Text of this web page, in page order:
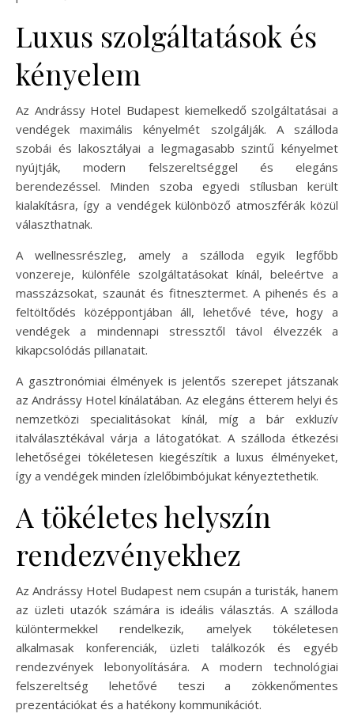
Luxus szolgáltatások és
kényelem
Az Andrássy Hotel Budapest kiemelkedő szolgáltatásai a
vendégek maximális kényelmét szolgálják. A szálloda
szobái és lakosztályai a legmagasabb szintű kényelmet
nyújtják, modern felszereltséggel és elegáns
berendezéssel. Minden szoba egyedi stílusban került
kialakításra, így a vendégek különböző atmoszférák közül
választhatnak.
A wellnessrészleg, amely a szálloda egyik legfőbb
vonzereje, különféle szolgáltatásokat kínál, beleértve a
masszázsokat, szaunát és fitnesztermet. A pihenés és a
feltöltődés középpontjában áll, lehetővé téve, hogy a
vendégek a mindennapi stressztől távol élvezzék a
kikapcsolódás pillanatait.
A gasztronómiai élmények is jelentős szerepet játszanak
az Andrássy Hotel kínálatában. Az elegáns étterem helyi és
nemzetközi specialitásokat kínál, míg a bár exkluzív
italválasztékával várja a látogatókat. A szálloda étkezési
lehetőségei tökéletesen kiegészítik a luxus élményeket,
így a vendégek minden ízlelőbimbójukat kényeztethetik.
A tökéletes helyszín
rendezvényekhez
Az Andrássy Hotel Budapest nem csupán a turisták, hanem
az üzleti utazók számára is ideális választás. A szálloda
különtermekkel rendelkezik, amelyek tökéletesen
alkalmasak konferenciák, üzleti találkozók és egyéb
rendezvények lebonyolítására. A modern technológiai
felszereltség lehetővé teszi a zökkenőmentes
prezentációkat és a hatékony kommunikációt.